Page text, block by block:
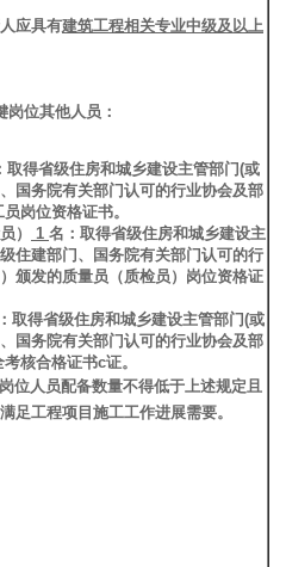
应具有建筑工程相关专业中级及以上
岗位其他人员：
取得省级住房和城乡建设主管部门(或
国务院有关部门认可的行业协会及部
岗位资格证书。
）
1 名：取得省级住房和城乡建设主
住建部门、国务院有关部门认可的行
颁发的质量员（质检员）岗位资格证
取得省级住房和城乡建设主管部门(或
国务院有关部门认可的行业协会及部
核合格证书c证。
位人员配备数量不得低于上述规定且
足工程项目施工工作进展需要。